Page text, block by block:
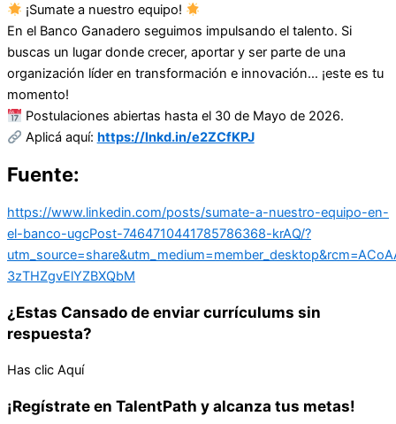
¡Sumate a nuestro equipo!
En el Banco Ganadero seguimos impulsando el talento. Si
buscas un lugar donde crecer, aportar y ser parte de una
organización líder en transformación e innovación… ¡este es tu
momento!
Postulaciones abiertas hasta el 30 de Mayo de 2026.
Aplicá aquí: https://lnkd.in/e2ZCfKPJ
Fuente:
https://www.linkedin.com/posts/sumate-a-nuestro-equipo-en-
el-banco-ugcPost-7464710441785786368-krAQ/?
3zTHZgvElYZBXQbM
¿Estas Cansado de enviar currículums sin
respuesta?
Has clic Aquí
¡Regístrate en TalentPath y alcanza tus metas!